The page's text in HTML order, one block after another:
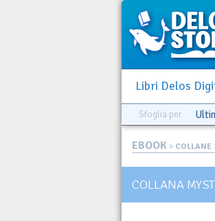
Libri Delos
Sfoglia per
EBOOK > COLLANE
COLLANA